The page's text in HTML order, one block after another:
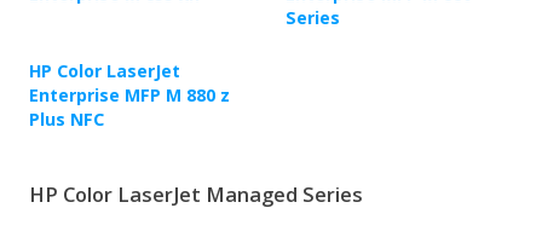
Series
HP Color LaserJet
Enterprise MFP M 880 z
Plus NFC
HP Color LaserJet Managed Series